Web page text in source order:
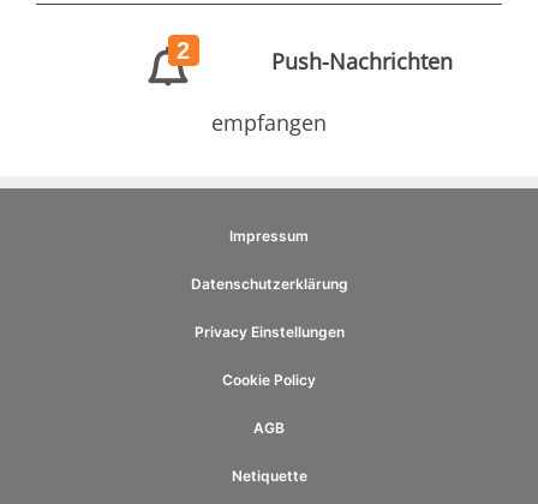
2 Push-Nachrichten
empfangen
Impressum
Datenschutzerklärung
Privacy Einstellungen
Cookie Policy
AGB
Netiquette